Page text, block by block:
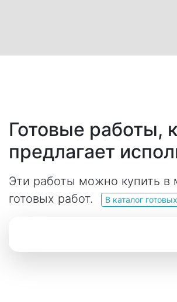
Готовые работы,
предлагает
Эти работы можно купить в
готовых работ.
В каталог